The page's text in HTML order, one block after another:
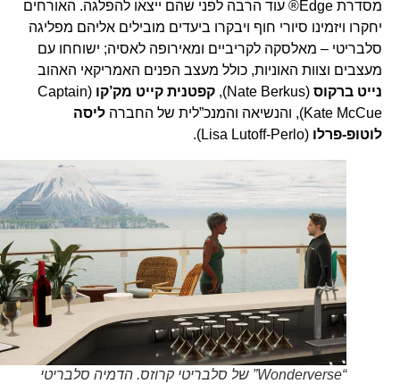
מסדרת Edge® עוד הרבה לפני שהם ייצאו להפלגה. האורחים
יחקרו ויזמינו סיורי חוף ויבקרו ביעדים מובילים אליהם מפליגה
סלבריטי – מאלסקה לקריביים ומאירופה לאסיה; ישוחחו עם
מעצבים וצוות האוניות, כולל מעצב הפנים האמריקאי האהוב
נייט ברקוס(Nate Berkus), קפטנית קייט מק’קו (Captain
Kate McCue), והנשיאה והמנכ”לית של החברה
ליסה
לוטופ-פרלו(Lisa Lutoff-Perlo).